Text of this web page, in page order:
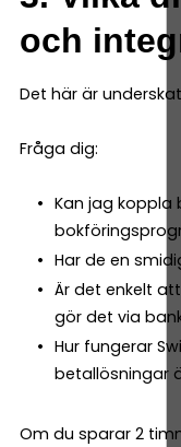
och
Det här är
Fråga dig:
Kan jag koppla
Har de en
Är det enkelt
gör det via
Hur fungerar
betallösningar
Om du sparar 2